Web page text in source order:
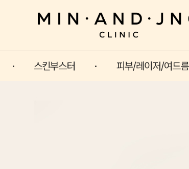
스킨부스터 피부/레이저/여드름